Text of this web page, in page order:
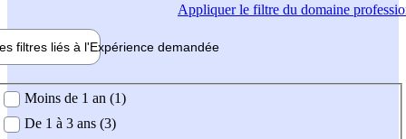
Appliquerle filtre du domaine
filtres liés à l'Expérience demandée
demandée
Moins de 1 an (1)
De 1 à 3 ans (3)